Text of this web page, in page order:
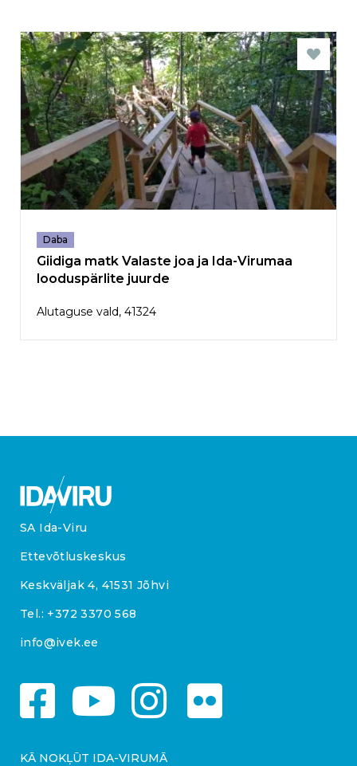
Daba
Giidiga matk Valaste joa ja Ida-Virumaa
looduspärlite juurde
Alutaguse vald, 41324
SA Ida-Viru
Ettevõtluskeskus
Keskväljak 4, 41531 Jõhvi
Tel.: +372 3370 568
info@ivek.ee
KĀ NOKĻŪT IDA-VIRUMĀ